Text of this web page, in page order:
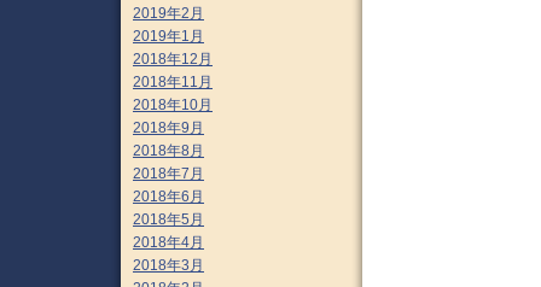
2019年2月
2019年1月
2018年12月
2018年11月
2018年10月
2018年9月
2018年8月
2018年7月
2018年6月
2018年5月
2018年4月
2018年3月